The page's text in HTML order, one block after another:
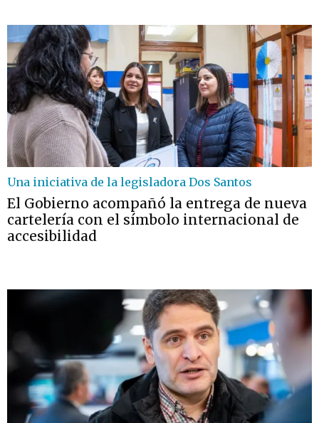
Una iniciativa de la legisladora Dos Santos
El Gobierno acompañó la entrega de nueva
cartelería con el símbolo internacional de
accesibilidad